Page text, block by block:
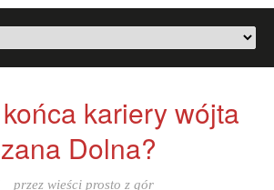
kariery wójta
Dolna?
przez wieści prosto z gór